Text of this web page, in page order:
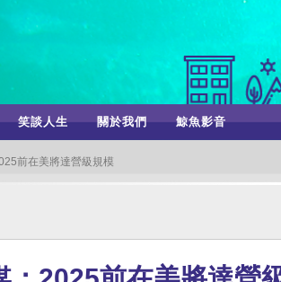
笑談人生 關於我們 鯨魚影音
前在美將達營級規模